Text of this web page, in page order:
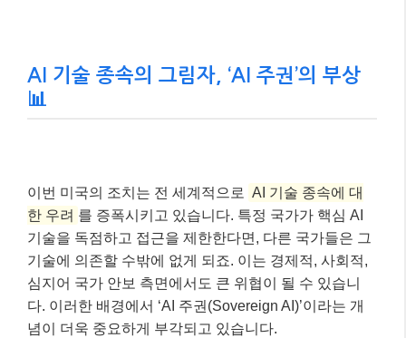
AI 기술 종속의 그림자, ‘AI 주권’의 부상
📊
이번 미국의 조치는 전 세계적으로 AI 기술 종속에 대
한 우려 를 증폭시키고 있습니다. 특정 국가가 핵심 AI
기술을 독점하고 접근을 제한한다면, 다른 국가들은 그
기술에 의존할 수밖에 없게 되죠. 이는 경제적, 사회적,
심지어 국가 안보 측면에서도 큰 위협이 될 수 있습니
다. 이러한 배경에서 ‘AI 주권(Sovereign AI)’이라는 개
념이 더욱 중요하게 부각되고 있습니다.